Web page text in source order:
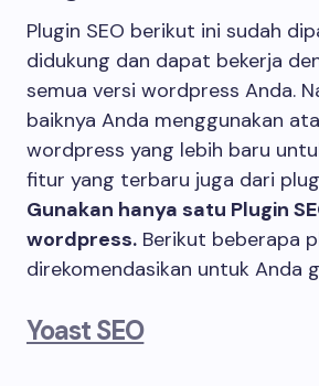
Plugin SEO berikut ini sudah
didukung dan dapat bekerja
semua versi wordpress Anda.
baiknya Anda menggunakan
wordpress yang lebih baru
fitur yang terbaru juga dari
Gunakan hanya satu Plugin
wordpress. Berikut beberapa
direkomendasikan untuk Anda
Yoast SEO